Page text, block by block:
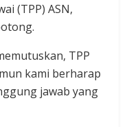
(TPP) ASN,
TPP
kami berharap
jawab yang